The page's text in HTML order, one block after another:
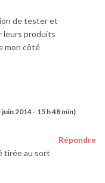
de tester et
leurs produits
mon côté
juin 2014 - 15 h 48 min)
Répondre
tirée au sort